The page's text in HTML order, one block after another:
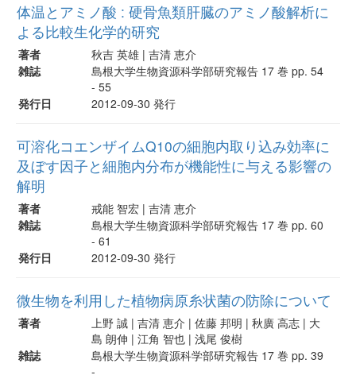
体温とアミノ酸 : 硬骨魚類肝臓のアミノ酸解析に
よる比較生化学的研究
著者
秋吉 英雄 | 吉清 恵介
雑誌
島根大学生物資源科学部研究報告 17 巻 pp. 54
- 55
発行日
2012-09-30 発行
可溶化コエンザイムQ10の細胞内取り込み効率に
及ぼす因子と細胞内分布が機能性に与える影響の
解明
著者
戒能 智宏 | 吉清 恵介
雑誌
島根大学生物資源科学部研究報告 17 巻 pp. 60
- 61
発行日
2012-09-30 発行
微生物を利用した植物病原糸状菌の防除について
著者
上野 誠 | 吉清 恵介 | 佐藤 邦明 | 秋廣 高志 | 大
島 朗伸 | 江角 智也 | 浅尾 俊樹
雑誌
島根大学生物資源科学部研究報告 17 巻 pp. 39
-